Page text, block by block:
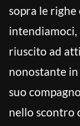
sopra le righe
intendiamoci,
riuscito ad
nonostante
suo
nello scontro